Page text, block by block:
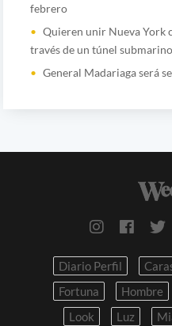
febrero
Quieren unir Nueva York
través de un túnel submarino
General Madariaga será
Diario Perfil
Fortuna
Hombre
Look
Luz